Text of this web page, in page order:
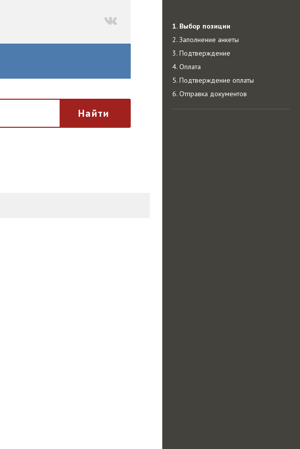
Найти
1. Выбор позиции
2. Заполнение анкеты
3. Подтверждение
4. Оплата
5. Подтверждение оплаты
6. Отправка документов